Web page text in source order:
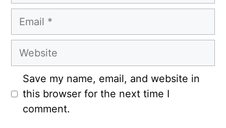
Email
Website
Save my name, email, and website in
this browser for the next time I
comment.